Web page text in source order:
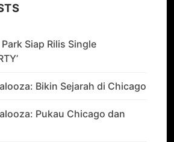
Siap Rilis Single
Bikin Sejarah di Chicago
Pukau Chicago dan